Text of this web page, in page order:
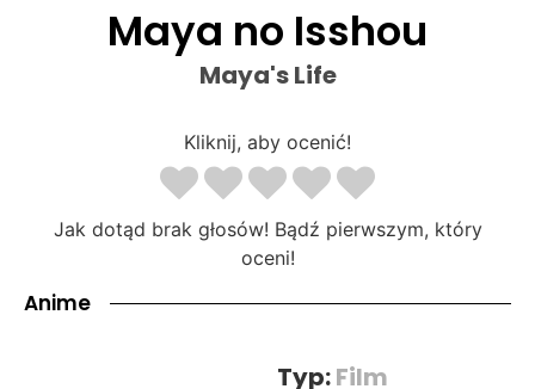
Maya no Isshou
Maya's Life
Kliknij, aby ocenić!
Jak dotąd brak głosów! Bądź pierwszym, który
oceni!
Anime
Typ:Film